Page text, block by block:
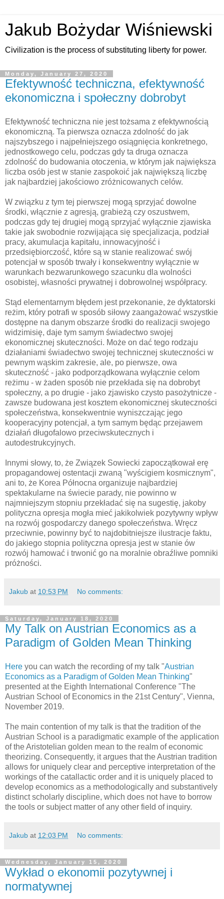
Jakub Bożydar Wiśniewski
Civilization is the process of substituting liberty for power.
Monday, January 27, 2020
Efektywność techniczna, efektywność
ekonomiczna i społeczny dobrobyt
Efektywność techniczna nie jest tożsama z efektywnością
ekonomiczną. Ta pierwsza oznacza zdolność do jak
najszybszego i najpełniejszego osiągnięcia konkretnego,
jednostkowego celu, podczas gdy ta druga oznacza
zdolność do budowania otoczenia, w którym jak największa
liczba osób jest w stanie zaspokoić jak największą liczbę
jak najbardziej jakościowo zróżnicowanych celów.
W związku z tym tej pierwszej mogą sprzyjać dowolne
środki, włącznie z agresją, grabieżą czy oszustwem,
podczas gdy tej drugiej mogą sprzyjać wyłącznie zjawiska
takie jak swobodnie rozwijająca się specjalizacja, podział
pracy, akumulacja kapitału, innowacyjność i
przedsiębiorczość, które są w stanie realizować swój
potencjał w sposób trwały i konsekwentny wyłącznie w
warunkach bezwarunkowego szacunku dla wolności
osobistej, własności prywatnej i dobrowolnej współpracy.
Stąd elementarnym błędem jest przekonanie, że dyktatorski
reżim, który potrafi w sposób siłowy zaangażować wszystkie
dostępne na danym obszarze środki do realizacji swojego
widzimisię, daje tym samym świadectwo swojej
ekonomicznej skuteczności. Może on dać tego rodzaju
działaniami świadectwo swojej technicznej skuteczności w
pewnym wąskim zakresie, ale, po pierwsze, owa
skuteczność - jako podporządkowana wyłącznie celom
reżimu - w żaden sposób nie przekłada się na dobrobyt
społeczny, a po drugie - jako zjawisko czysto pasożytnicze -
zawsze budowana jest kosztem ekonomicznej skuteczności
społeczeństwa, konsekwentnie wyniszczając jego
kooperacyjny potencjał, a tym samym będąc przejawem
działań długofalowo przeciwskutecznych i
autodestrukcyjnych.
Innymi słowy, to, że Związek Sowiecki zapoczątkował erę
propagandowej ostentacji zwaną "wyścigiem kosmicznym",
ani to, że Korea Północna organizuje najbardziej
spektakularne na świecie parady, nie powinno w
najmniejszym stopniu przekładać się na sugestię, jakoby
polityczna opresja mogła mieć jakikolwiek pozytywny wpływ
na rozwój gospodarczy danego społeczeństwa. Wręcz
przeciwnie, powinny być to najdobitniejsze ilustracje faktu,
do jakiego stopnia polityczna opresja jest w stanie ów
rozwój hamować i trwonić go na moralnie obraźliwe pomniki
próżności.
Jakub at 10:53 PM No comments:
Saturday, January 18, 2020
My Talk on Austrian Economics as a
Paradigm of Golden Mean Thinking
Here you can watch the recording of my talk "Austrian
Economics as a Paradigm of Golden Mean Thinking"
presented at the Eighth International Conference "The
Austrian School of Economics in the 21st Century", Vienna,
November 2019.
The main contention of my talk is that the tradition of the
Austrian School is a paradigmatic example of the application
of the Aristotelian golden mean to the realm of economic
theorizing. Consequently, it argues that the Austrian tradition
allows for uniquely clear and perceptive interpretation of the
workings of the catallactic order and it is uniquely placed to
develop economics as a methodologically and substantively
distinct scholarly discipline, which does not have to borrow
the tools or subject matter of any other field of inquiry.
Jakub at 12:03 PM No comments:
Wednesday, January 15, 2020
Wykład o ekonomii pozytywnej i
normatywnej